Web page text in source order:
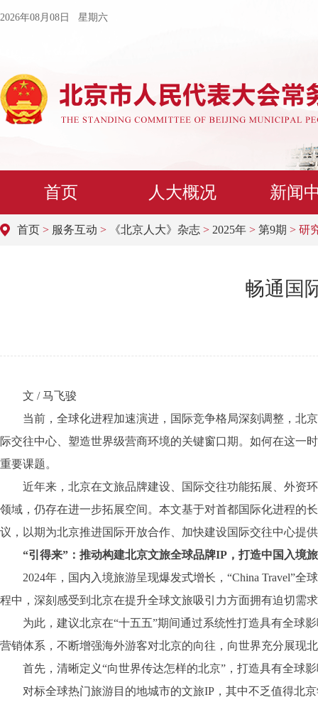
2026年08月08日 星期六
首页 人大概况 新闻
首页 > 服务互动 > 《北京人大》杂志 > 2025年 > 第9期 > 研
畅通国
文 / 马飞骏
当前，全球化进程加速演进，国际竞争格局深刻调整，北京
际交往中心、塑造世界级营商环境的关键窗口期。如何在这一
重要课题。
近年来，北京在文旅品牌建设、国际交往功能拓展、外资环
领域，仍存在进一步拓展空间。本文基于对首都国际化进程的
议，以期为北京推进国际开放合作、加快建设国际交往中心提
“引得来”：推动构建北京文旅全球品牌IP，打造中国入境
2024年，国内入境旅游呈现爆发式增长，“China Travel”全
程中，深刻感受到北京在提升全球文旅吸引力方面拥有迫切需
为此，建议北京在“十五五”期间通过系统性打造具有全球影
营销体系，不断增强海外游客对北京的向往，向世界充分展现
首先，清晰定义“向世界传达怎样的北京”，打造具有全球影
对标全球热门旅游目的地城市的文旅IP，其中不乏值得北京